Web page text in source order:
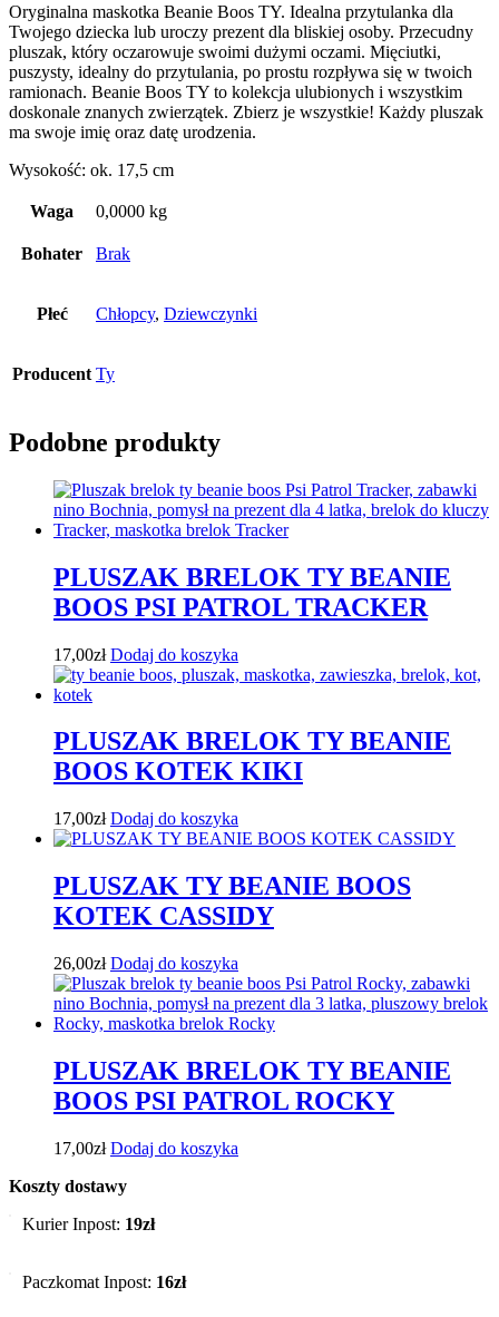
Oryginalna maskotka Beanie Boos TY. Idealna przytulanka dla
Twojego dziecka lub uroczy prezent dla bliskiej osoby. Przecudny
pluszak, który oczarowuje swoimi dużymi oczami. Mięciutki,
puszysty, idealny do przytulania, po prostu rozpływa się w twoich
ramionach. Beanie Boos TY to kolekcja ulubionych i wszystkim
doskonale znanych zwierzątek. Zbierz je wszystkie! Każdy pluszak
ma swoje imię oraz datę urodzenia.
Wysokość: ok. 17,5 cm
Waga 0,0000 kg
Bohater Brak
Płeć Chłopcy, Dziewczynki
Producent Ty
Podobne produkty
PLUSZAK BRELOK TY BEANIE
BOOS PSI PATROL TRACKER
17,00zł Dodaj do koszyka
PLUSZAK BRELOK TY BEANIE
BOOS KOTEK KIKI
17,00zł Dodaj do koszyka
PLUSZAK TY BEANIE BOOS
KOTEK CASSIDY
26,00zł Dodaj do koszyka
PLUSZAK BRELOK TY BEANIE
BOOS PSI PATROL ROCKY
17,00zł Dodaj do koszyka
Koszty dostawy
Kurier Inpost: 19zł
Paczkomat Inpost: 16zł